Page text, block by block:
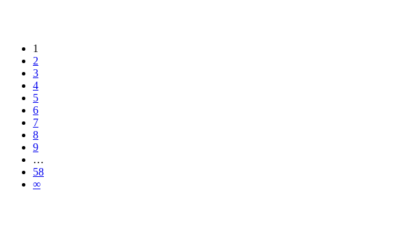
1
2
3
4
5
6
7
8
9
…
58
∞